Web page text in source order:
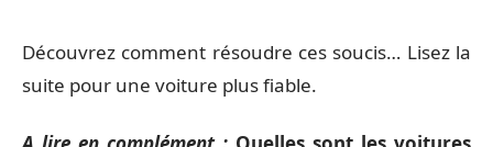
Découvrez comment résoudre ces soucis… Lisez la
suite pour une voiture plus fiable.